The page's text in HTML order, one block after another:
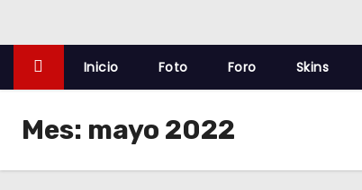
Inicio Foto Foro Skins
Mes: mayo 2022